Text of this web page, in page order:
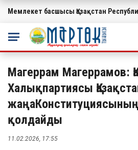
МАҢЫЗДЫ
Мемлекет басшысы Қазақстан
Магеррам Магеррамов:
Халықпартиясы
қолдайды
11.02.2026, 17:55